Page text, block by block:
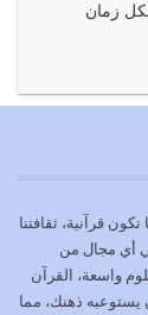
ينبغي لكي
زمان
قرآنية، ثقافتنا
أي مجال من
واسعة، القرآن
ذهنك، مما